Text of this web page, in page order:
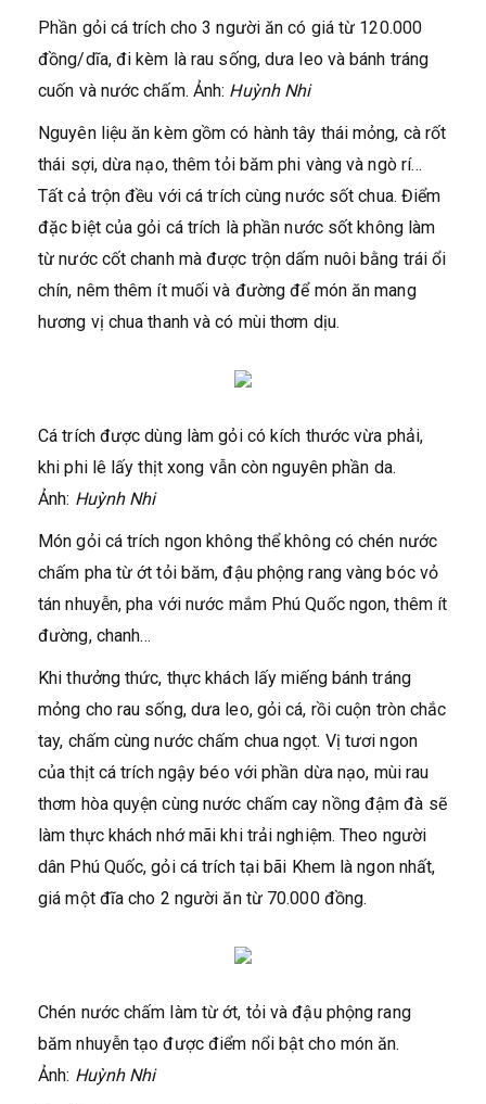
Phần gỏi cá trích cho 3 người ăn có giá từ 120.000
đồng/dĩa, đi kèm là rau sống, dưa leo và bánh tráng
cuốn và nước chấm. Ảnh: Huỳnh Nhi
Nguyên liệu ăn kèm gồm có hành tây thái mỏng, cà rốt
thái sợi, dừa nạo, thêm tỏi băm phi vàng và ngò rí…
Tất cả trộn đều với cá trích cùng nước sốt chua. Điểm
đặc biệt của gỏi cá trích là phần nước sốt không làm
từ nước cốt chanh mà được trộn dấm nuôi bằng trái ổi
chín, nêm thêm ít muối và đường để món ăn mang
hương vị chua thanh và có mùi thơm dịu.
Cá trích được dùng làm gỏi có kích thước vừa phải,
khi phi lê lấy thịt xong vẫn còn nguyên phần da.
Ảnh: Huỳnh Nhi
Món gỏi cá trích ngon không thể không có chén nước
chấm pha từ ớt tỏi băm, đậu phộng rang vàng bóc vỏ
tán nhuyễn, pha với nước mắm Phú Quốc ngon, thêm ít
đường, chanh…
Khi thưởng thức, thực khách lấy miếng bánh tráng
mỏng cho rau sống, dưa leo, gỏi cá, rồi cuộn tròn chắc
tay, chấm cùng nước chấm chua ngọt. Vị tươi ngon
của thịt cá trích ngậy béo với phần dừa nạo, mùi rau
thơm hòa quyện cùng nước chấm cay nồng đậm đà sẽ
làm thực khách nhớ mãi khi trải nghiệm. Theo người
dân Phú Quốc, gỏi cá trích tại bãi Khem là ngon nhất,
giá một đĩa cho 2 người ăn từ 70.000 đồng.
Chén nước chấm làm từ ớt, tỏi và đậu phộng rang
băm nhuyễn tạo được điểm nổi bật cho món ăn.
Ảnh: Huỳnh Nhi